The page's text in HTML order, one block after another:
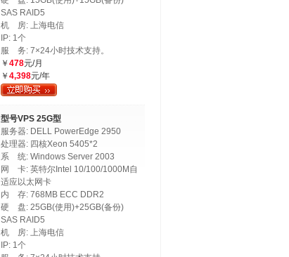
SAS RAID5
机 房: 上海电信
IP: 1个
服 务: 7×24小时技术支持。
￥ 478元/月
￥ 4,398元/年
型号VPS 25G型
服务器: DELL PowerEdge 2950
处理器: 四核Xeon 5405*2
系 统: Windows Server 2003
网 卡: 英特尔Intel 10/100/1000M自
适应以太网卡
内 存: 768MB ECC DDR2
硬 盘: 25GB(使用)+25GB(备份)
SAS RAID5
机 房: 上海电信
IP: 1个